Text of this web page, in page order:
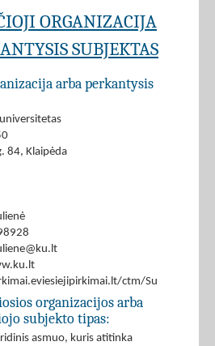
ORGANIZACIJA
SUBJEKTAS
arba perkantysis
84, Klaipėda
ctm/Supplier/
organizacijos arba
subjekto tipas:
asmuo, kuris atitinka